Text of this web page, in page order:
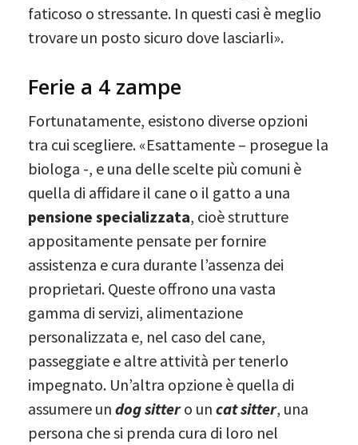
faticoso o stressante. In questi casi è meglio
trovare un posto sicuro dove lasciarli».
Ferie a 4 zampe
Fortunatamente, esistono diverse opzioni
tra cui scegliere. «Esattamente – prosegue la
biologa -, e una delle scelte più comuni è
quella di affidare il cane o il gatto a una
pensione specializzata, cioè strutture
appositamente pensate per fornire
assistenza e cura durante l’assenza dei
proprietari. Queste offrono una vasta
gamma di servizi, alimentazione
personalizzata e, nel caso del cane,
passeggiate e altre attività per tenerlo
impegnato. Un’altra opzione è quella di
assumere un dog sitter o un cat sitter, una
persona che si prenda cura di loro nel